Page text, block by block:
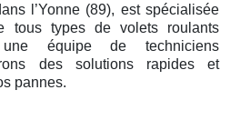
l’Yonne (89), est spécialisée
tous types de volets roulants
équipe de techniciens
des solutions rapides et
pannes.